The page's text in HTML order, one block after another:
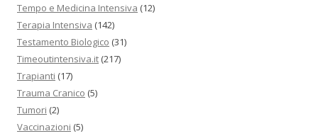
Tempo e Medicina Intensiva (12)
Terapia Intensiva (142)
Testamento Biologico (31)
Timeoutintensiva.it (217)
Trapianti (17)
Trauma Cranico (5)
Tumori (2)
Vaccinazioni (5)